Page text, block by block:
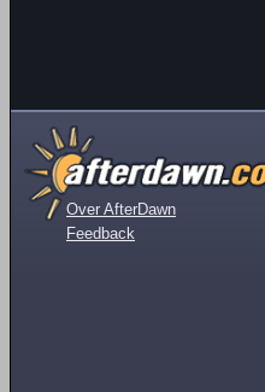
Over AfterDawn
Feedback